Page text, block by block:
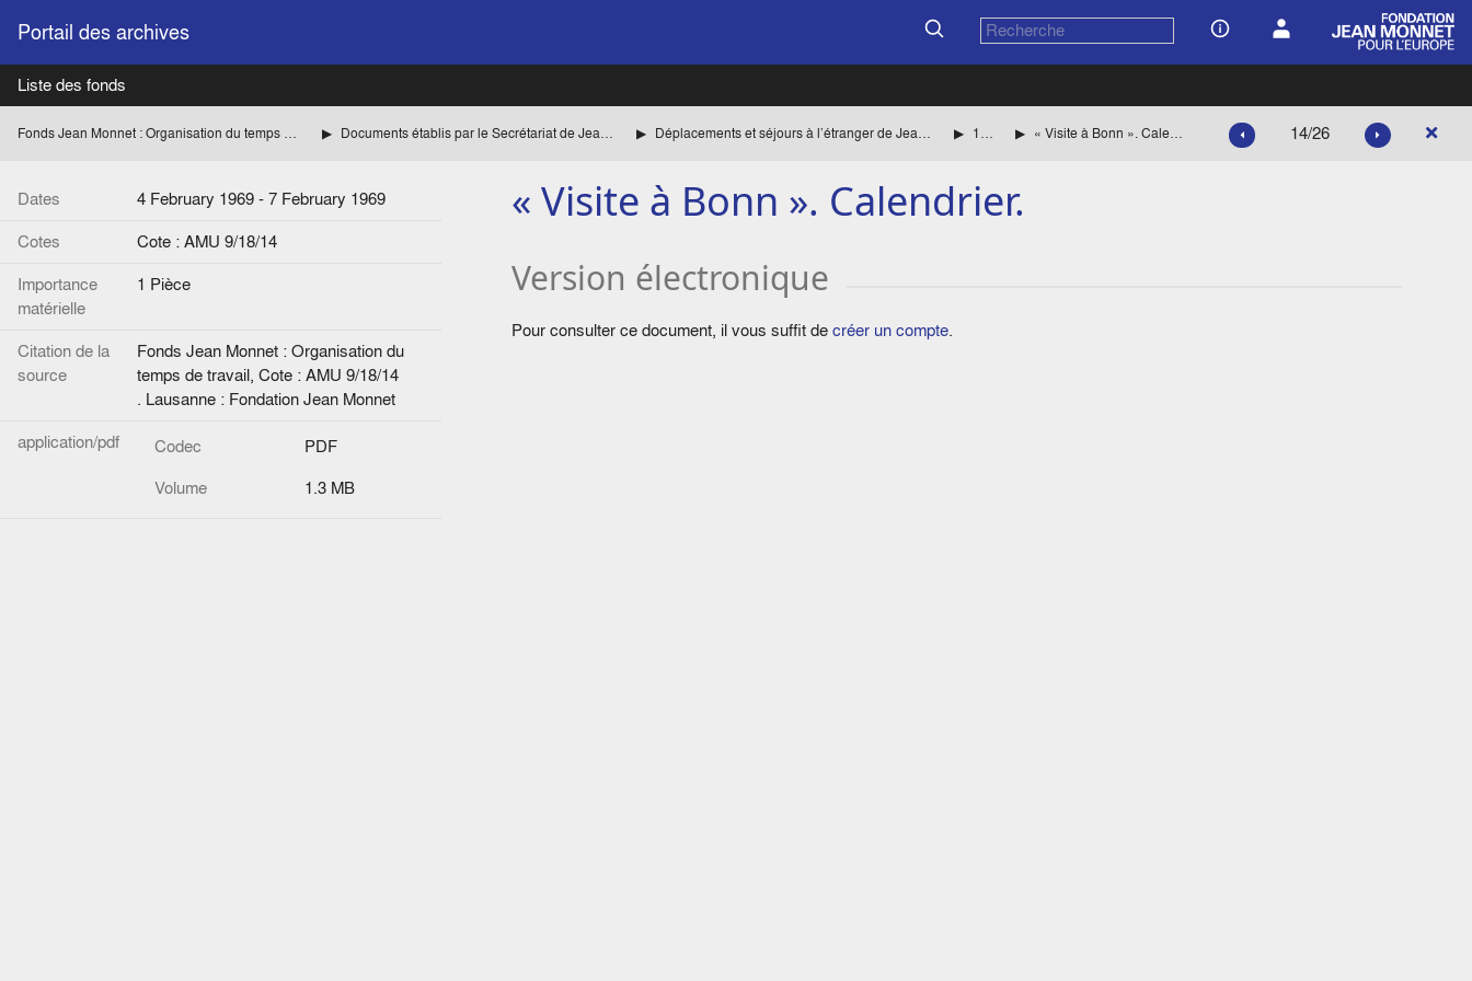
Portail des archives
Liste des fonds
Fonds Jean Monnet : Organisation du temps de travail Documents établis par le Secrétariat de Jean Monnet Déplacements et séjours à l’étranger de Jean Monnet 1969 « Visite à Bonn ». Calendrier. 14/26
Dates
4 February 1969 - 7 February 1969
Cotes
Cote : AMU 9/18/14
Importance
matérielle
1 Pièce
Citation de la
source
Fonds Jean Monnet : Organisation du
temps de travail, Cote : AMU 9/18/14
. Lausanne : Fondation Jean Monnet
application/pdf
Codec
PDF
Volume
1.3 MB
« Visite à Bonn ». Calendrier.
Version électronique
Pour consulter ce document, il vous suffit decréer un compte.